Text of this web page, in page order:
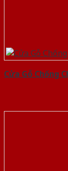
Cửa Gỗ Chống